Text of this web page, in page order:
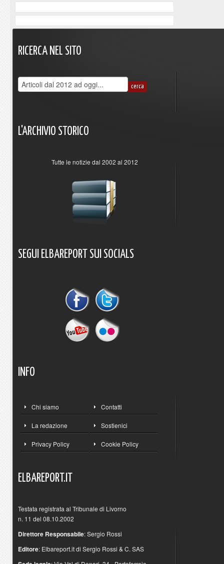
RICERCA NEL SITO
L'ARCHIVIO STORICO
Tutte le notizie dal 2002 al 2012
SEGUI ELBAREPORT SUI SOCIALS
INFO
Chi siamo Contatti
La redazione Sostienici
Privacy Policy Cookie Policy
ELBAREPORT.IT
Testata registrata al Tribunale di Livorno
n. 11 del 08.10.2002
Direttore Responsabile: Sergio Rossi
Editore: Elbareport.it di Sergio Rossi & C. SAS